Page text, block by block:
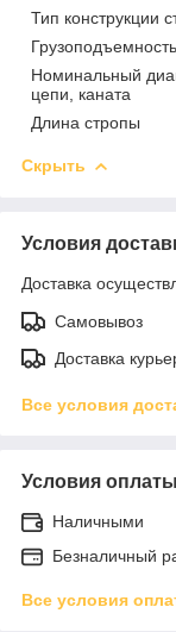
Тип конструкции
Грузоподъемность
Номинальный
цепи, каната
Длина стропы
Скрыть
Условия
Доставка
Самовывоз
Доставка
Все условия
Условия оплаты
Наличными
Безналичный
Все условия